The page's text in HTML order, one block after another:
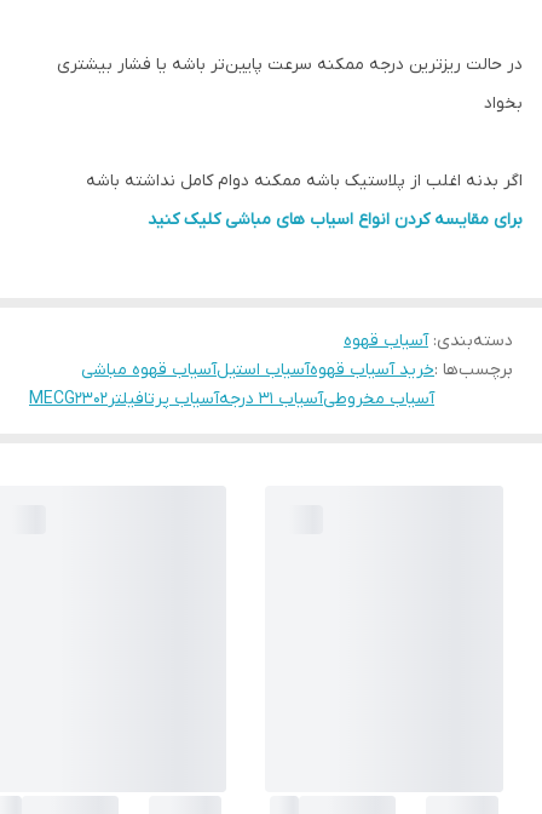
در حالت ریزترین درجه ممکنه سرعت پایین‌تر باشه یا فشار بیشتری
بخواد
اگر بدنه اغلب از پلاستیک باشه ممکنه دوام کامل نداشته باشه
برای مقایسه کردن انواع اسیاب های مباشی کلیک کنید
دسته‌بندی:آسیاب قهوه
برچسب‌ها :خرید آسیاب قهوهآسیاب استیلآسیاب قهوه مباشی
آسیاب مخروطیآسیاب ۳۱ درجه آسیاب پرتافیلترMECG2302